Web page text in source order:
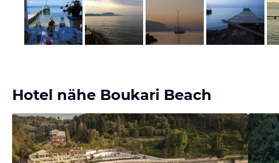
Bild melden
von Carmen
Hotel nähe Boukari Beach